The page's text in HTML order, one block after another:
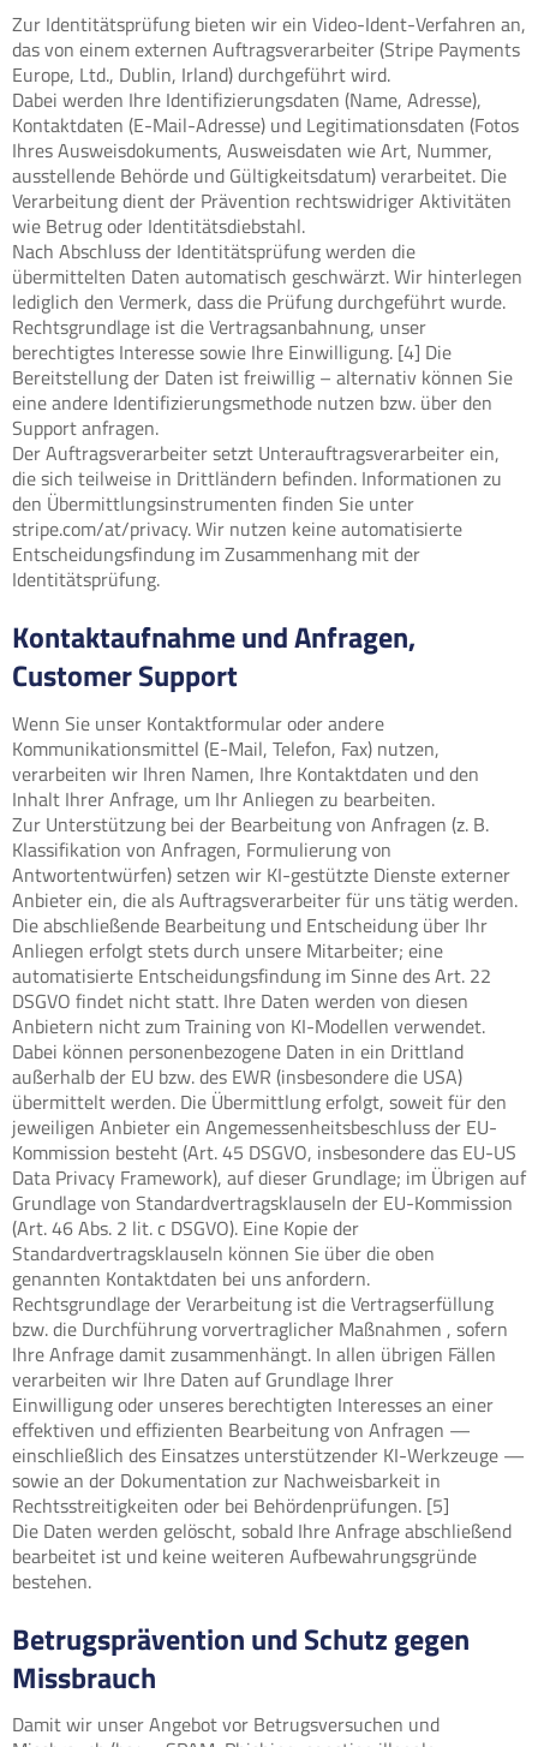
Zur Identitätsprüfung bieten wir ein Video-Ident-Verfahren an,
das von einem externen Auftragsverarbeiter (Stripe Payments
Europe, Ltd., Dublin, Irland) durchgeführt wird.
Dabei werden Ihre Identifizierungsdaten (Name, Adresse),
Kontaktdaten (E-Mail-Adresse) und Legitimationsdaten (Fotos
Ihres Ausweisdokuments, Ausweisdaten wie Art, Nummer,
ausstellende Behörde und Gültigkeitsdatum) verarbeitet. Die
Verarbeitung dient der Prävention rechtswidriger Aktivitäten
wie Betrug oder Identitätsdiebstahl.
Nach Abschluss der Identitätsprüfung werden die
übermittelten Daten automatisch geschwärzt. Wir hinterlegen
lediglich den Vermerk, dass die Prüfung durchgeführt wurde.
Rechtsgrundlage ist die Vertragsanbahnung, unser
berechtigtes Interesse sowie Ihre Einwilligung. [4] Die
Bereitstellung der Daten ist freiwillig – alternativ können Sie
eine andere Identifizierungsmethode nutzen bzw. über den
Support anfragen.
Der Auftragsverarbeiter setzt Unterauftragsverarbeiter ein,
die sich teilweise in Drittländern befinden. Informationen zu
den Übermittlungsinstrumenten finden Sie unter
stripe.com/at/privacy. Wir nutzen keine automatisierte
Entscheidungsfindung im Zusammenhang mit der
Identitätsprüfung.
Kontaktaufnahme und Anfragen,
Customer Support
Wenn Sie unser Kontaktformular oder andere
Kommunikationsmittel (E-Mail, Telefon, Fax) nutzen,
verarbeiten wir Ihren Namen, Ihre Kontaktdaten und den
Inhalt Ihrer Anfrage, um Ihr Anliegen zu bearbeiten.
Zur Unterstützung bei der Bearbeitung von Anfragen (z. B.
Klassifikation von Anfragen, Formulierung von
Antwortentwürfen) setzen wir KI-gestützte Dienste externer
Anbieter ein, die als Auftragsverarbeiter für uns tätig werden.
Die abschließende Bearbeitung und Entscheidung über Ihr
Anliegen erfolgt stets durch unsere Mitarbeiter; eine
automatisierte Entscheidungsfindung im Sinne des Art. 22
DSGVO findet nicht statt. Ihre Daten werden von diesen
Anbietern nicht zum Training von KI-Modellen verwendet.
Dabei können personenbezogene Daten in ein Drittland
außerhalb der EU bzw. des EWR (insbesondere die USA)
übermittelt werden. Die Übermittlung erfolgt, soweit für den
jeweiligen Anbieter ein Angemessenheitsbeschluss der EU-
Kommission besteht (Art. 45 DSGVO, insbesondere das EU-US
Data Privacy Framework), auf dieser Grundlage; im Übrigen auf
Grundlage von Standardvertragsklauseln der EU-Kommission
(Art. 46 Abs. 2 lit. c DSGVO). Eine Kopie der
Standardvertragsklauseln können Sie über die oben
genannten Kontaktdaten bei uns anfordern.
Rechtsgrundlage der Verarbeitung ist die Vertragserfüllung
bzw. die Durchführung vorvertraglicher Maßnahmen , sofern
Ihre Anfrage damit zusammenhängt. In allen übrigen Fällen
verarbeiten wir Ihre Daten auf Grundlage Ihrer
Einwilligung oder unseres berechtigten Interesses an einer
effektiven und effizienten Bearbeitung von Anfragen —
einschließlich des Einsatzes unterstützender KI-Werkzeuge —
sowie an der Dokumentation zur Nachweisbarkeit in
Rechtsstreitigkeiten oder bei Behördenprüfungen. [5]
Die Daten werden gelöscht, sobald Ihre Anfrage abschließend
bearbeitet ist und keine weiteren Aufbewahrungsgründe
bestehen.
Betrugsprävention und Schutz gegen
Missbrauch
Damit wir unser Angebot vor Betrugsversuchen und